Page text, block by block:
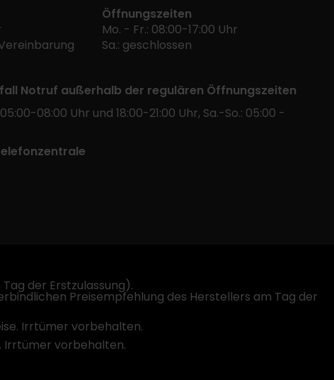
Öffnungszeiten
Mo. - Fr.: 08:00-17:00 Uhr
Sa.: geschlossen
Notruf außerhalb der regulären Öffnungszeiten
08:00 Uhr und 18:00-21:00 Uhr, Sa.-So.: 05:00 -
der Erstzulassung).
Preisempfehlung des Herstellers am Tag der
Irrtümer vorbehalten.
Irrtümer vorbehalten.